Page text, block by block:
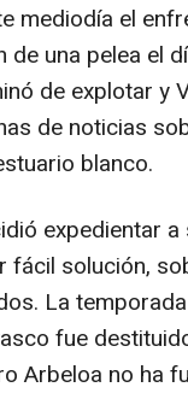
mediodía el
una pelea el
de explotar y
de noticias
blanco.
expedientar
fácil solución,
La
fue
Arbeloa no ha